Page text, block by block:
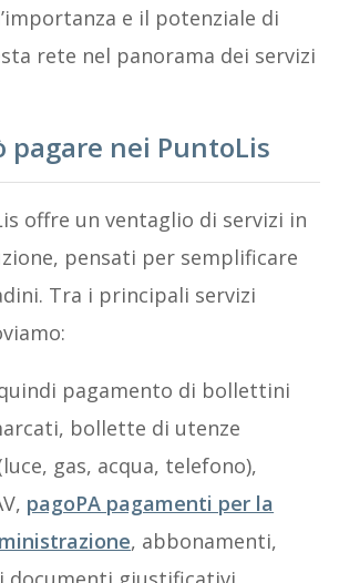
e il potenziale di
rete nel panorama dei servizi
pagare nei PuntoLis
offre un ventaglio di servizi in
pensati per semplificare
Tra i principali servizi
pagamento di bollettini
bollette di utenze
gas, acqua, telefono),
pagoPA pagamenti per la
, abbonamenti,